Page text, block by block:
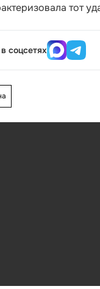
тот
соцсетях